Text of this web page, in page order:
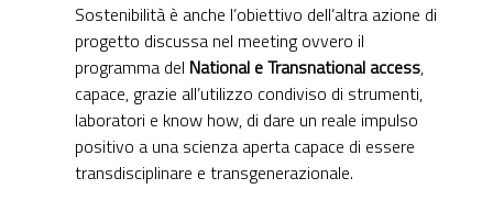
Sostenibilità è anche l’obiettivo dell’altra azione di
progetto discussa nel meeting ovvero il
programma del National e Transnational access,
capace, grazie all’utilizzo condiviso di strumenti,
laboratori e know how, di dare un reale impulso
positivo a una scienza aperta capace di essere
transdisciplinare e transgenerazionale.